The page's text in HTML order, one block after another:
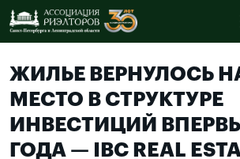
ЖИЛЬЕ ВЕРНУЛОСЬ
МЕСТО В СТРУКТУРЕ
ИНВЕСТИЦИЙ
ГОДА — IBC REAL